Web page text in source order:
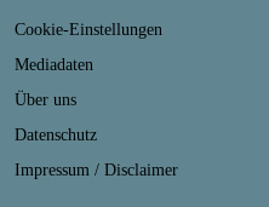
Cookie-Einstellungen
Mediadaten
Über uns
Datenschutz
Impressum / Disclaimer